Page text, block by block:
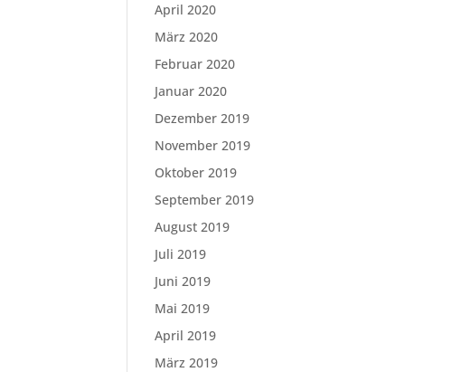
April 2020
März 2020
Februar 2020
Januar 2020
Dezember 2019
November 2019
Oktober 2019
September 2019
August 2019
Juli 2019
Juni 2019
Mai 2019
April 2019
März 2019